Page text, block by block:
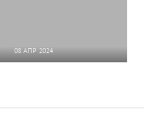
08 АПР 2024